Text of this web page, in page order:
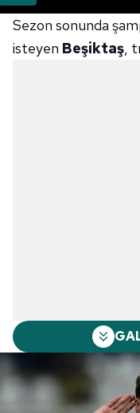
Sezon sonunda
isteyen Beşiktaş,